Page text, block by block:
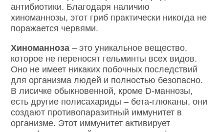
антибиотики. Благодаря наличию
хиноманнозы, этот гриб практически никогда не
поражается червями.
Хиноманноза – это уникальное вещество,
которое не переносят гельминты всех видов.
Оно не имеет никаких побочных последствий
для организма людей и полностью безопасно.
В лисичке обыкновенной, кроме D-маннозы,
есть другие полисахариды – бета-глюканы, они
создают противопаразитный иммунитет в
организме. Этот иммунитет активирует